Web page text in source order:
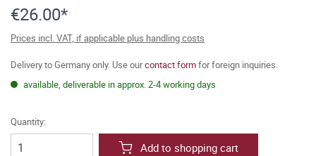
€26.00*
Prices incl. VAT, if applicable plus handling costs
Delivery to Germany only. Use ourcontact formfor foreign inquiries.
available, deliverable in approx. 2-4 working days
Quantity:
Add to shopping cart